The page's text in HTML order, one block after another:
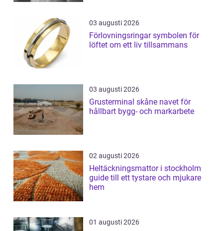
03 augusti 2026
Förlovningsringar symbolen för
löftet om ett liv tillsammans
03 augusti 2026
Grusterminal skåne navet för
hållbart bygg- och markarbete
02 augusti 2026
Heltäckningsmattor i stockholm
guide till ett tystare och mjukare
hem
01 augusti 2026